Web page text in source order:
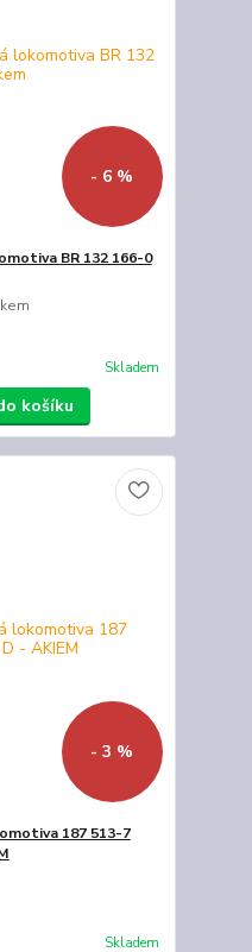
- 6 %
BR 132 166-0
Skladem
košíku
- 3 %
187 513-7
Skladem